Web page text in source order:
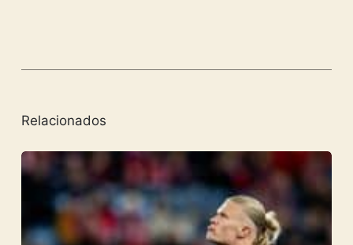
Relacionados